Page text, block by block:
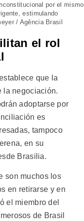
por el mismo
estimulando
/ Agência Brasil
el rol
que la
la negociación.
adoptarse por
es
tampoco
en su
Brasilia.
son muchos los
en retirarse y en
el miembro del
de Brasil